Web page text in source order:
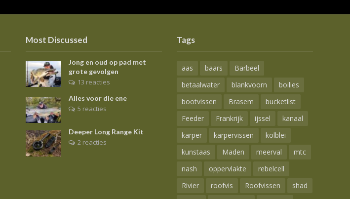
Most Discussed
Jong en oud op pad met
grote gevolgen
13 reacties
Alles voor die ene
5 reacties
Deeper Long Range Kit
2 reacties
Tags
aas baars
Barbeel
betaalwater
blankvoorn
boilies
bootvissen
Brasem
bucketlist
Feeder
Frankrijk ijssel
kanaal
karper
karpervissen
kolblei
kunstaas
Maden meerval
mtc
nash
oppervlakte
rebelcell
Rivier
roofvis Roofvissen
shad